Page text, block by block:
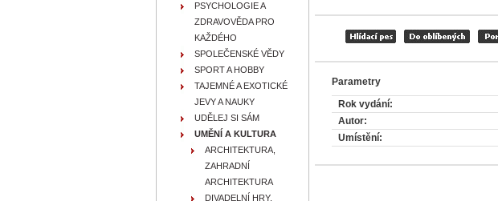
Parametry
Rok vydání:
Autor:
Umístění:
PSYCHOLOGIE A
ZDRAVOVĚDA PRO
KAŽDÉHO
SPOLEČENSKÉ VĚDY
SPORT A HOBBY
TAJEMNÉ A EXOTICKÉ
JEVY A NAUKY
UDĚLEJ SI SÁM
UMĚNÍ A KULTURA
ARCHITEKTURA,
ZAHRADNÍ
ARCHITEKTURA
DIVADELNÍ HRY,